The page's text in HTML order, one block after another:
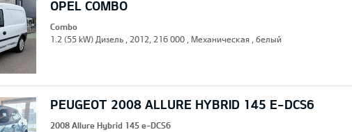
OPEL COMBO
Combo
1.2 (55 kW) Дизель , 2012, 216 000 , Механическая , белый
PEUGEOT 2008 ALLURE HYBRID 145 E-DCS6
2008 Allure Hybrid 145 e-DCS6